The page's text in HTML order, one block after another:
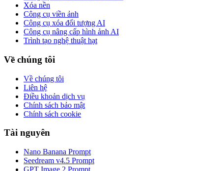
Xóa nền
Công cụ viền ảnh
Công cụ xóa đối tượng AI
Công cụ nâng cấp hình ảnh AI
Trình tạo nghệ thuật hạt
Về chúng tôi
Về chúng tôi
Liên hệ
Điều khoản dịch vụ
Chính sách bảo mật
Chính sách cookie
Tài nguyên
Nano Banana Prompt
Seedream v4.5 Prompt
GPT Image 2 Prompt